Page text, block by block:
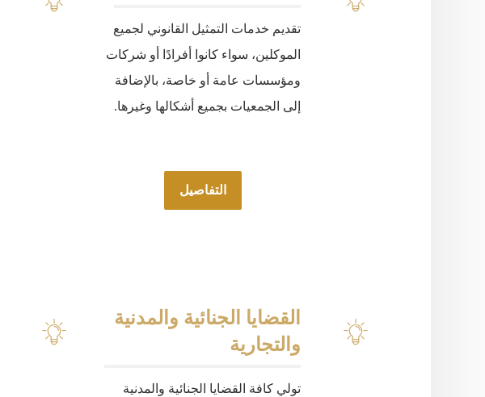
تقديم خدمات التمثيل القانوني لجميع
الموكلين، سواء كانوا أفرادًا أو شركات
ومؤسسات عامة أو خاصة، بالإضافة
إلى الجمعيات بجميع أشكالها وغيرها.
التفاصيل
القضايا الجنائية والمدنية
والتجارية
تولي كافة القضايا الجنائية والمدنية